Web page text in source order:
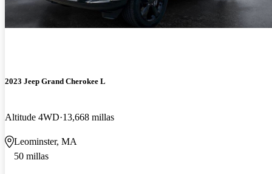
2023 Jeep Grand Cherokee L
Altitude 4WD 13,668 millas
Leominster, MA
50 millas